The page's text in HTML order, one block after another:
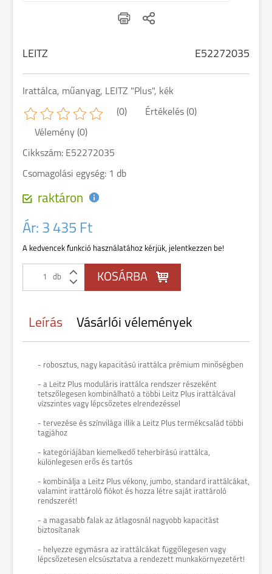
LEITZ E52272035
Irattálca, műanyag, LEITZ "Plus", kék
(0) Értékelés (0)
Vélemény (0)
Cikkszám: E52272035
Csomagolási egység: 1 db
raktáron
Ár: 3 435 Ft
A kedvencek funkció használatához kérjük, jelentkezzen be!
db
Leírás Vásárlói vélemények
- robosztus, nagy kapacitású irattálca prémium minőségben
- a Leitz Plus moduláris irattálca rendszer részeként
tetszőlegesen kombinálható a többi Leitz Plus irattálcával
vízszintes vagy lépcsőzetes elrendezéssel
- tervezése és színvilága illik a Leitz Plus termékcsalád többi
tagjához
- kategóriájában kiemelkedő teherbírású irattálca,
különlegesen erős és tartós
- kombinálja a Leitz Plus vékony, jumbo, standard irattálcákat,
valamint irattároló fiókot és hozza létre saját irattároló
rendszerét!
- a magasabb falak az átlagosnál nagyobb kapacitást
biztosítanak
- helyezze egymásra az irattálcákat függőlegesen vagy
lépcsőzetesen elcsúsztatva a rendezett munkakörnyezetért!